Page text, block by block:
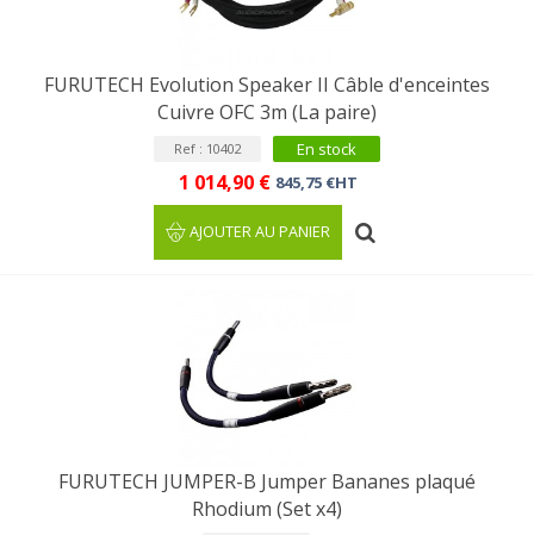
FURUTECH Evolution Speaker II Câble d'enceintes
Cuivre OFC 3m (La paire)
Ref : 10402 En stock
1 014,90 € 845,75 €HT
AJOUTER AU PANIER
FURUTECH JUMPER-B Jumper Bananes plaqué
Rhodium (Set x4)